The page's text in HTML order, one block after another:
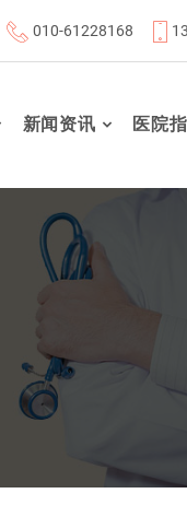
”双拥签约单位
010-61228168
新闻资讯 医院